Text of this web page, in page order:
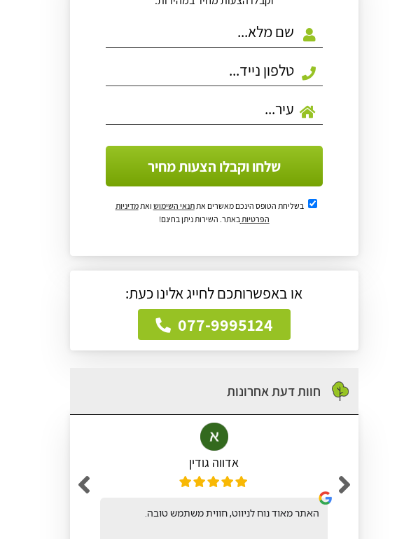
שלחו וקבלו הצעות מחיר
בשליחת הטופס הינכם מאשרים אתתנאי השימוש ואתמדיניות
הפרטיותבאתר. השירות ניתן בחינם!
או באפשרותכם לחייג אלינו כעת:
077-9995124
חוות דעת אחרונות
אדווה גודין
האתר מאוד נוח לניווט, חווית משתמש טובה.